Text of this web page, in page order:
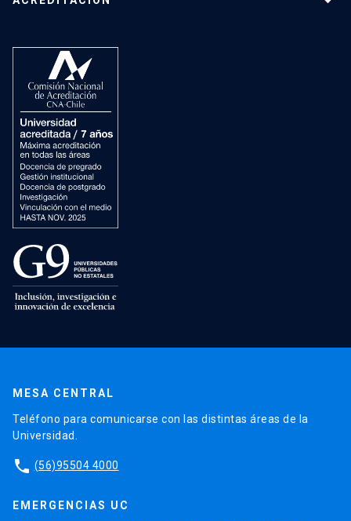
MESA CENTRAL
Teléfono para comunicarse con las distintas áreas de la
Universidad.
phone (56)95504 4000
EMERGENCIAS UC